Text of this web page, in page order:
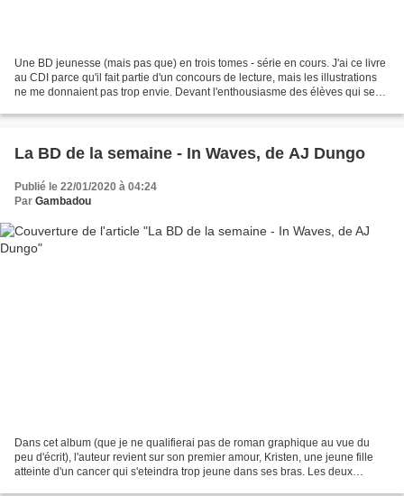
Une BD jeunesse (mais pas que) en trois tomes - série en cours. J'ai ce livre
au CDI parce qu'il fait partie d'un concours de lecture, mais les illustrations
ne me donnaient pas trop envie. Devant l'enthousiasme des élèves qui se
La BD de la semaine - In Waves, de AJ Dungo
Publié le 22/01/2020 à 04:24
Par Gambadou
Dans cet album (que je ne qualifierai pas de roman graphique au vue du
peu d'écrit), l'auteur revient sur son premier amour, Kristen, une jeune fille
atteinte d'un cancer qui s'eteindra trop jeune dans ses bras. Les deux